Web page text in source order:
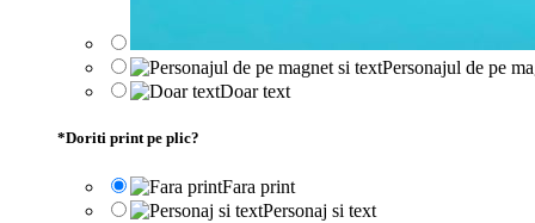
Personajul de pe
Doar text
*Doriti print pe plic?
Fara print
Personaj si text